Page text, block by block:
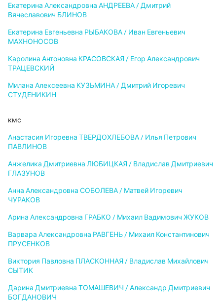
Екатерина Александровна АНДРЕЕВА / Дмитрий
Вячеславович БЛИНОВ
Екатерина Евгеньевна РЫБАКОВА / Иван Евгеньевич
МАХНОНОСОВ
Каролина Антоновна КРАСОВСКАЯ / Егор Александрович
ТРАЦЕВСКИЙ
Милана Алексеевна КУЗЬМИНА / Дмитрий Игоревич
СТУДЕНИКИН
кмс
Анастасия Игоревна ТВЕРДОХЛЕБОВА / Илья Петрович
ПАВЛИНОВ
Анжелика Дмитриевна ЛЮБИЦКАЯ / Владислав Дмитриевич
ГЛАЗУНОВ
Анна Александровна СОБОЛЕВА / Матвей Игоревич
ЧУРАКОВ
Арина Александровна ГРАБКО / Михаил Вадимович ЖУКОВ
Варвара Александровна РАВГЕНЬ / Михаил Константинович
ПРУСЕНКОВ
Виктория Павловна ПЛАСКОННАЯ / Владислав Михайлович
СЫТИК
Дарина Дмитриевна ТОМАШЕВИЧ / Александр Дмитриевич
БОГДАНОВИЧ